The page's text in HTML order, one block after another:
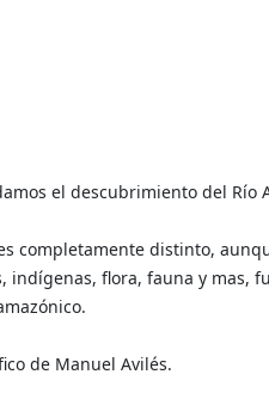
el descubrimiento del
completamente distinto,
indígenas, flora, fauna y mas,
de Manuel Avilés.